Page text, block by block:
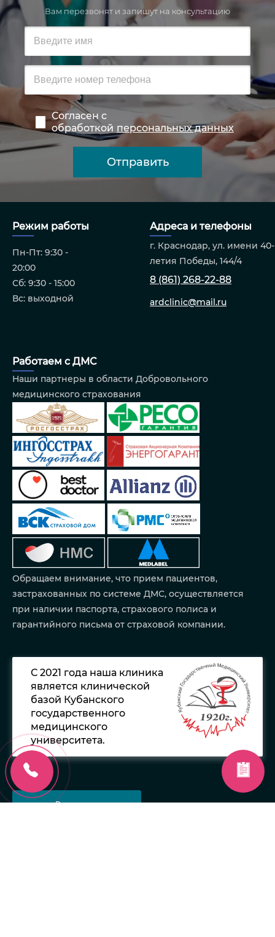
Вам перезвонят и запишут на консультацию
Согласен с
обработкой персональных данных
Режим работы
Пн-Пт: 9:30 -
20:00
Сб: 9:30 - 15:00
Вс: выходной
Адреса и телефоны
г. Краснодар, ул. имени 40-
летия Победы, 144/4
8 (861) 268-22-88
ardclinic@mail.ru
Работаем с ДМС
Наши партнеры в области Добровольного
медицинского страхования
Обращаем внимание, что прием пациентов,
застрахованных по системе ДМС, осуществляется
при наличии паспорта, страхового полиса и
гарантийного письма от страховой компании.
С 2021 года наша клиника
является клинической
базой Кубанского
государственного
медицинского
университета.
Реквизиты